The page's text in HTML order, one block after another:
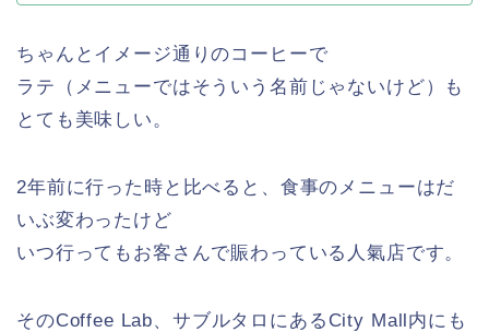
ちゃんとイメージ通りのコーヒーで
ラテ（メニューではそういう名前じゃないけど）も
とても美味しい。
2年前に行った時と比べると、食事のメニューはだ
いぶ変わったけど
いつ行ってもお客さんで賑わっている人氣店です。
そのCoffee Lab、サブルタロにあるCity Mall内にも